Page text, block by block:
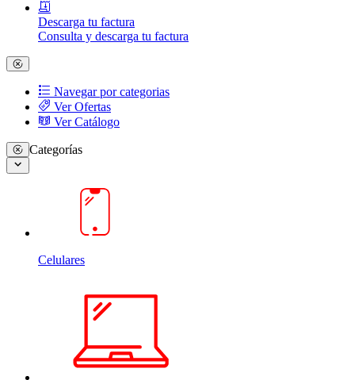
Descarga tu factura
Consulta y descarga tu factura
Navegar por categorias
Ver Ofertas
Ver Catálogo
Categorías
Celulares